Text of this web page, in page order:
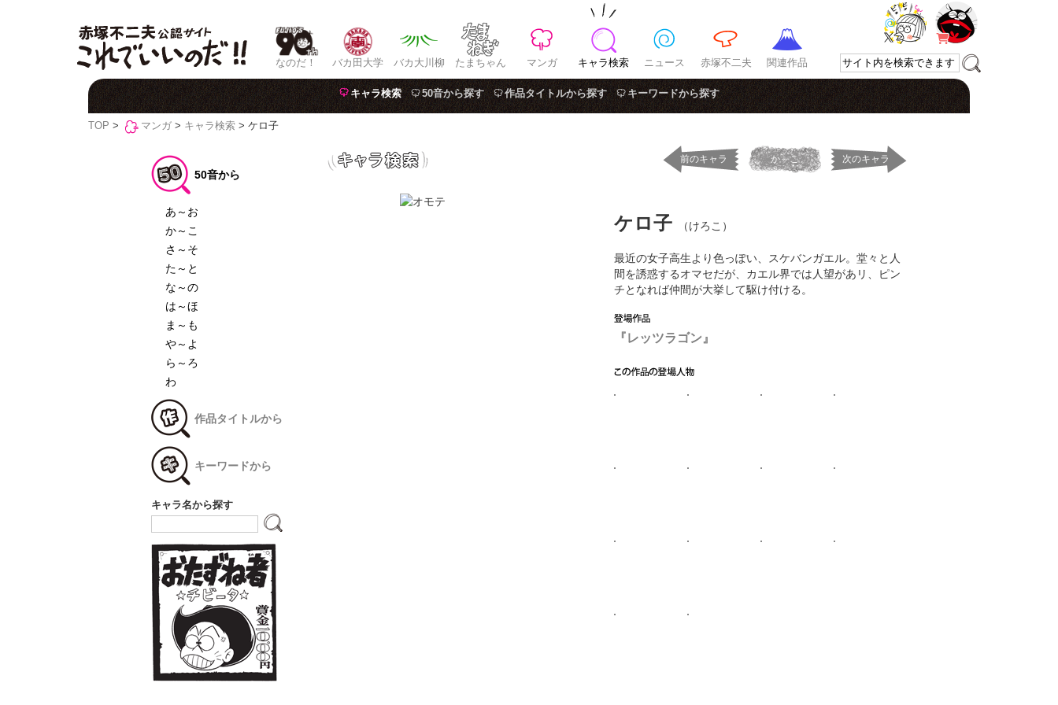
なのだ！ バカ田大学 バカ大川柳 たまちゃん マンガ キャラ検索 ニュース 赤塚不二夫 関連作品
キャラ検索 50音から探す 作品タイトルから探す キーワードから探す
TOP > マンガ > キャラ検索 > ケロ子
前のキャラ か～こ 次のキャラ
ケロ子 （けろこ）
最近の女子高生より色っぽい、スケバンガエル。堂々と人
間を誘惑するオマセだが、カエル界では人望があリ、ピン
チとなれば仲間が大挙して駆け付ける。
『レッツラゴン』
50音から
あ～お
か～こ
さ～そ
た～と
な～の
は～ほ
ま～も
や～よ
ら～ろ
わ
作品タイトルから
キーワードから
キャラ名から探す